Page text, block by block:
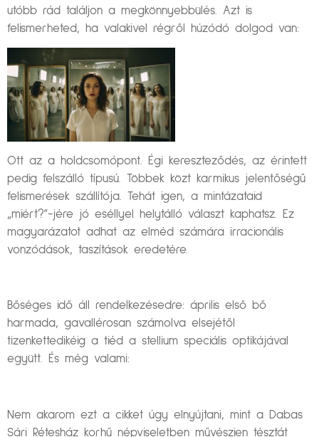
utóbb rád találjon a megkönnyebbülés. Azt is
felismerheted, ha valakivel régről húzódó dolgod van:
Ott az a holdcsomópont. Égi kereszteződés, az érintett
pedig felszálló típusú. Többek közt karmikus jelentőségű
felismerések szállítója. Tehát igen, a mintázataid
„miért?”-jére jó eséllyel helytálló választ kaphatsz. Ez
magyarázatot adhat az elméd számára irracionális
vonzódások, taszítások eredetére.
Bőséges idő áll rendelkezésedre: április első bő
harmada, gavallérosan számolva elsejétől
tizenkettedikéig a tiéd a stellium speciális optikájával
együtt. És még valami:
Nem akarom ezt a cikket úgy elnyújtani, mint a Dabas
Sári Rétesház korhű népviseletben művészien tésztát